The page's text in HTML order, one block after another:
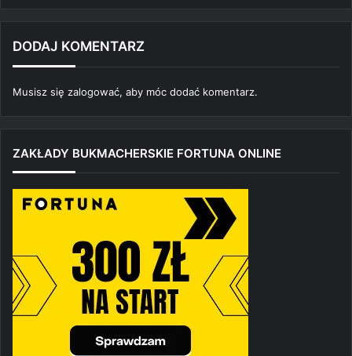
DODAJ KOMENTARZ
Musisz się zalogować, aby móc dodać komentarz.
ZAKŁADY BUKMACHERSKIE FORTUNA ONLINE